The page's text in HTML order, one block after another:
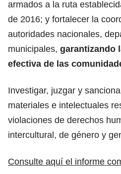
armados a la ruta
de 2016; y fortalecer la
autoridades nacionales,
municipales, garantizando
efectiva de las
Investigar, juzgar y
materiales e intelectuales
violaciones de derechos
intercultural, de género y
Consulte aquí el informe